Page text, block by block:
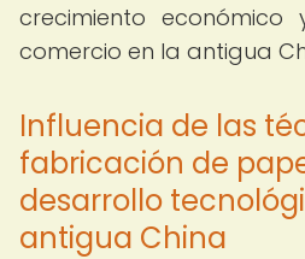
crecimiento
comercio en la antigua
Influencia de las
fabricación de
desarrollo
antigua China